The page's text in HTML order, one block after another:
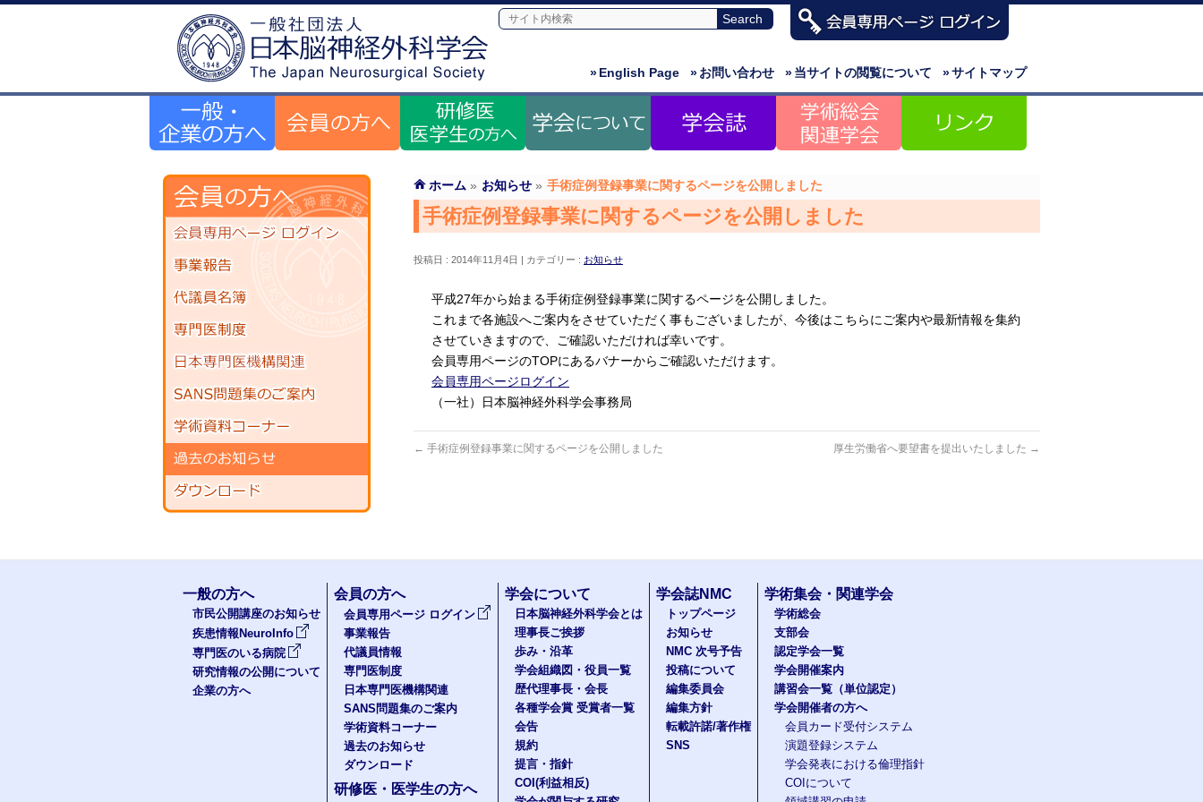
»サイトマップ
»当サイトの閲覧について
»お問い合わせ
»English Page
ホーム » お知らせ » 手術症例登録事業に関するページを公開しました
手術症例登録事業に関するページを公開しました
投稿日 : 2014年11月4日 カテゴリー : お知らせ
平成27年から始まる手術症例登録事業に関するページを公開しました。
これまで各施設へご案内をさせていただく事もございましたが、今後はこちらにご案内や最新情報を集約
させていきますので、ご確認いただければ幸いです。
会員専用ページのTOPにあるバナーからご確認いただけます。
会員専用ページログイン
（一社）日本脳神経外科学会事務局
← 手術症例登録事業に関するページを公開しました 厚生労働省へ要望書を提出いたしました →
一般の方へ
市民公開講座のお知らせ
疾患情報NeuroInfo
専門医のいる病院
研究情報の公開について
企業の方へ
会員の方へ
会員専用ページ ログイン
事業報告
代議員情報
専門医制度
日本専門医機構関連
SANS問題集のご案内
学術資料コーナー
過去のお知らせ
ダウンロード
研修医・医学生の方へ
学会について
日本脳神経外科学会とは
理事長ご挨拶
歩み・沿革
学会組織図・役員一覧
歴代理事長・会長
各種学会賞 受賞者一覧
会告
規約
提言・指針
COI(利益相反)
学会誌NMC
トップページ
お知らせ
NMC 次号予告
投稿について
編集委員会
編集方針
転載許諾/著作権
SNS
学術集会・関連学会
学術総会
支部会
認定学会一覧
学会開催案内
講習会一覧（単位認定）
学会開催者の方へ
会員カード受付システム
演題登録システム
学会発表における倫理指針
COIについて